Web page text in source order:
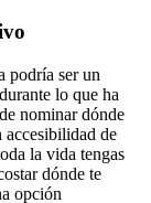
podría ser un
lo que ha
nominar dónde
accesibilidad de
la vida tengas
dónde te
opción